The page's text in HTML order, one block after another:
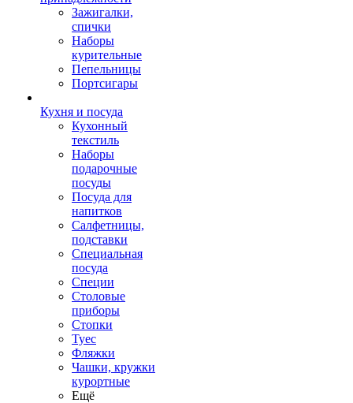
Зажигалки,
спички
Наборы
курительные
Пепельницы
Портсигары
Кухня и посуда
Кухонный
текстиль
Наборы
подарочные
посуды
Посуда для
напитков
Салфетницы,
подставки
Специальная
посуда
Специи
Столовые
приборы
Стопки
Туес
Фляжки
Чашки, кружки
курортные
Ещё